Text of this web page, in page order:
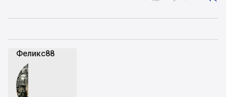
Феликс88